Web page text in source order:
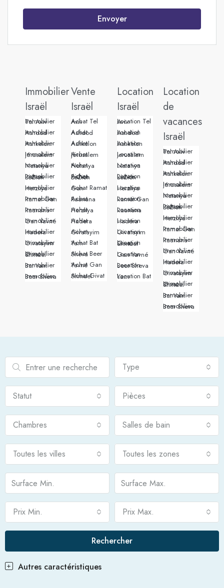
Envoyer
Immobilier
Israël
Immobilier Tel Aviv
Immobilier Ashdod
Immobilier Ashkelon
Immobilier Jérusalem
Immobilier Netanya
Immobilier Rishon LeZion
Immobilier Herzliya
Immobilier Ramat Gan
Immobilier Raanana
Immobilier Gan Yavné
Immobilier Hadera
Immobilier Givatayim
Immobilier Givat Shmuel
Immobilier Bat Yam
Immobilier Beer Sheva
Vente
Israël
Achat Tel Aviv
Achat Ashdod
Achat Ashkelon
Achat Jérusalem
Achat Netanya
Achat Rishon LeZion
Achat Ramat Gan
Achat Raanana
Achat Herzliya
Achat Hadera
Achat Givatayim
Achat Bat Yam
Achat Beer Sheva
Achat Gan Yavné
Achat Givat Shmuel
Location
Israël
Location Tel Aviv
Location Ashdod
Location Ashkelon
Location Jerusalem
Location Netanya
Location Rishon LeZion
Location Herzliya
Location Ramat Gan
Location Raanana
Location Hadera
Location Givatayim
Location Givat Shmuel
Location Gan Yavné
Location Beer Sheva
Location Bat Yam
Location
de
vacances
Israël
Immobilier Tel Aviv
Immobilier Ashdod
Immobilier Ashkelon
Immobilier Jérusalem
Immobilier Netanya
Immobilier Rishon LeZion
Immobilier Herzliya
Immobilier Ramat Gan
Immobilier Raanana
Immobilier Gan Yavné
Immobilier Hadera
Immobilier Givatayim
Immobilier Givat Shmuel
Immobilier Bat Yam
Immobilier Beer Sheva
Type
Statut Pièces
Chambres Salles de bain
Toutes les villes Toutes les zones
Prix Min. Prix Max.
Rechercher
Autres caractéristiques